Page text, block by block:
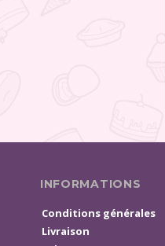
INFORMATIONS
Conditions générales
Livraison